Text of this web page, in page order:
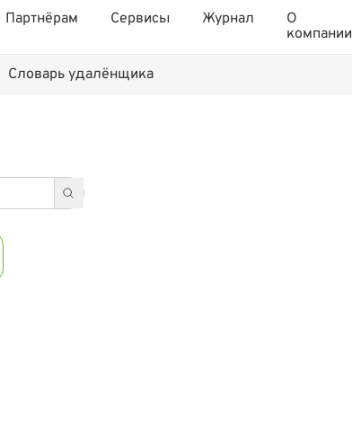
Партнёрам Сервисы Журнал
О
компании
Словарь удалёнщика